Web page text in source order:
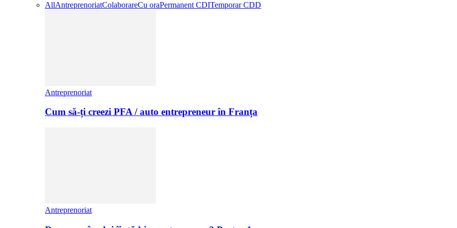
AllAntreprenoriatColaborareCu oraPermanent CDITemporar CDD
Antreprenoriat
Cum să-ți creezi PFA / auto entrepreneur în Franța
Antreprenoriat